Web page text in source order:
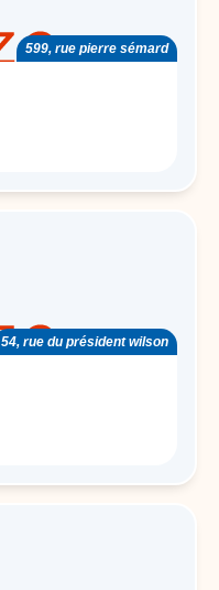
599, rue pierre sémard
54, rue du président wilson